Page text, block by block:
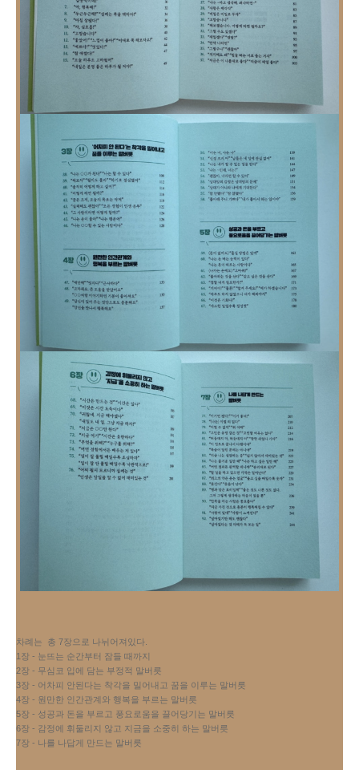
차례는  총 7장으로 나뉘어져있다.
1장 - 눈뜨는 순간부터 잠들 때까지
2장 - 무심코 입에 담는 부정적 말버릇
3장 - 어차피 안된다는 착각을 밀어내고 꿈을 이루는 말버릇
4장 - 원만한 인간관계와 행복을 부르는 말버릇
5장 - 성공과 돈을 부르고 풍요로움을 끌어당기는 말버릇
6장 - 감정에 휘둘리지 않고 지금을 소중히 하는 말버릇
7장 - 나를 나답게 만드는 말버릇